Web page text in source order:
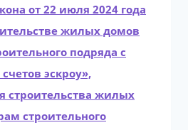
от 22 июля 2024 года
жилых домов
подряда с
эскроу»,
строительства жилых
строительного